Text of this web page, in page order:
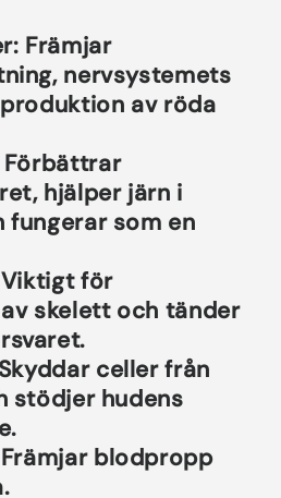
Främjar
nervsystemets
av röda
Förbättrar
hjälper järn i
fungerar som en
Viktigt för
skelett och tänder
Skyddar celler från
stödjer hudens
Främjar blodpropp